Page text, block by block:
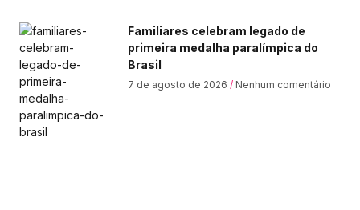
Familiares celebram legado de
primeira medalha paralímpica do
Brasil
7 de agosto de 2026 Nenhum comentário